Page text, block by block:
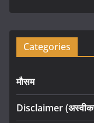
Categories
मौसम
Disclaimer